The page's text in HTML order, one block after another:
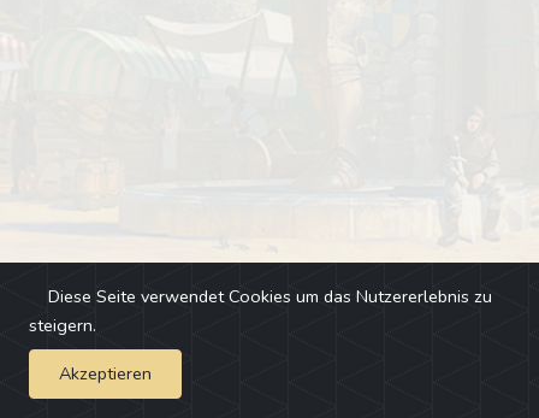
Impressum - Changelog
Diese Seite verwendet Cookies um das Nutzererlebnis zu
steigern.
Akzeptieren